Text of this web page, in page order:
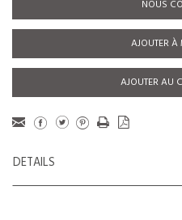
NOUS
AJOUTER À
AJOUTER AU
DETAILS